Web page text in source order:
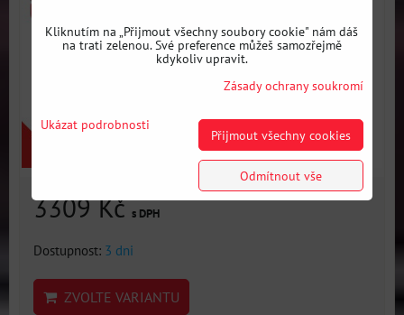
3309 Kčs DPH
Dostupnost: 3 dni
ZVOLTE VARIANTU
Kliknutím na „Přijmout všechny soubory cookie" nám dáš
na trati zelenou. Své preference můžeš samozřejmě
kdykoliv upravit.
Zásady ochrany soukromí
Ukázat podrobnosti
Přijmout všechny cookies
Odmítnout vše